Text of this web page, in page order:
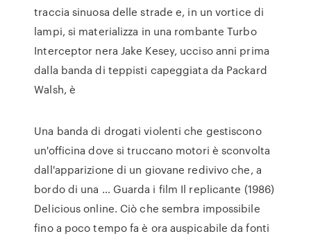
traccia sinuosa delle strade e, in un vortice di
lampi, si materializza in una rombante Turbo
Interceptor nera Jake Kesey, ucciso anni prima
dalla banda di teppisti capeggiata da Packard
Walsh, è
Una banda di drogati violenti che gestiscono
un'officina dove si truccano motori è sconvolta
dall'apparizione di un giovane redivivo che, a
bordo di una … Guarda i film Il replicante (1986)
Delicious online. Ciò che sembra impossibile
fino a poco tempo fa è ora auspicabile da fonti